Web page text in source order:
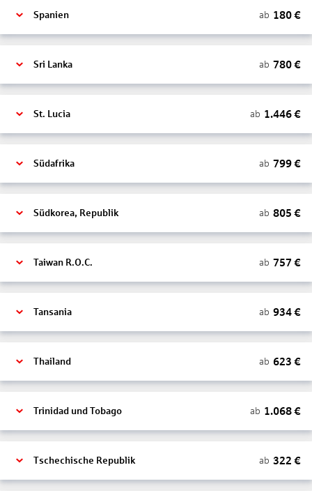
Spanien ab 180€
Sri Lanka ab 780€
St. Lucia ab 1.446€
Südafrika ab 799€
Südkorea, Republik ab 805 €
Taiwan R.O.C. ab 757 €
Tansania ab 934€
Thailand ab 623 €
Trinidad und Tobago ab 1.068€
Tschechische Republik ab 322 €